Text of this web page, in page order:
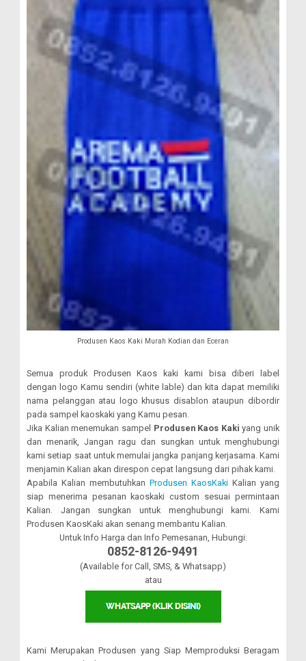
Produsen Kaos Kaki Murah Kodian dan Eceran
Semua produk Produsen Kaos kaki kami bisa diberi label
dengan logo Kamu sendiri (white lable) dan kita dapat memiliki
nama pelanggan atau logo khusus disablon ataupun dibordir
pada sampel kaoskaki yang Kamu pesan.
Jika Kalian menemukan sampel Produsen Kaos Kaki yang unik
dan menarik, Jangan ragu dan sungkan untuk menghubungi
kami setiap saat untuk memulai jangka panjang kerjasama. Kami
menjamin Kalian akan direspon cepat langsung dari pihak kami.
Apabila Kalian membutuhkan Produsen KaosKaki Kalian yang
siap menerima pesanan kaoskaki custom sesuai permintaan
Kalian. Jangan sungkan untuk menghubungi kami. Kami
Produsen KaosKaki akan senang membantu Kalian.
Untuk Info Harga dan Info Pemesanan, Hubungi:
0852-8126-9491
(Available for Call, SMS, & Whatsapp)
atau
Kami Merupakan Produsen yang Siap Memproduksi Beragam